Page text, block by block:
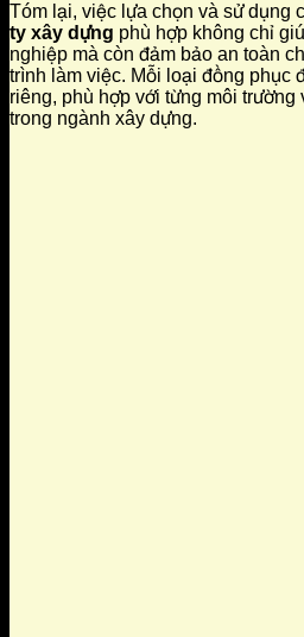
Tóm lại, việc lựa chọn và sử dụng
ty xây dựng phù hợp không chỉ
nghiệp mà còn đảm bảo an toàn
trình làm việc. Mỗi loại đồng phục
riêng, phù hợp với từng môi trường
trong ngành xây dựng.